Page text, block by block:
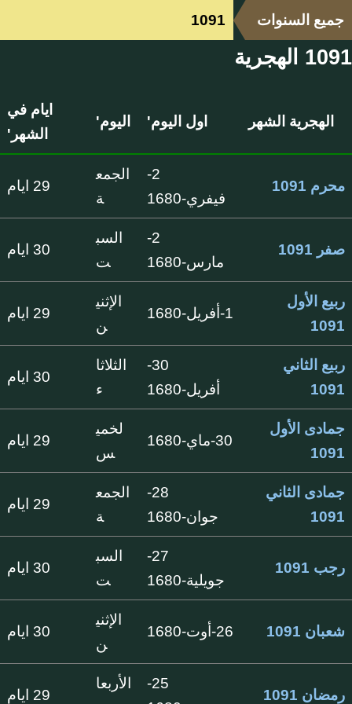
جميع السنوات 1091
1091 الهجرية
الهجرية الشهر اول اليوم' اليوم'
ايام في
الشهر'
محرم 1091
2-
فيفري-1680
الجمع
ة
29 ايام
صفر 1091
2-
مارس-1680
السب
ت
30 ايام
ربيع الأول
1091
1-أفريل-1680
الإثني
ن
29 ايام
ربيع الثاني
1091
30-
أفريل-1680
الثلاثا
ء
30 ايام
جمادى الأول
1091
30-ماي-1680
لخمي
س
29 ايام
جمادى الثاني
1091
28-
جوان-1680
الجمع
ة
29 ايام
رجب 1091
27-
جويلية-1680
السب
ت
30 ايام
شعبان 1091 26-أوت-1680
الإثني
ن
30 ايام
رمضان 1091
25-
الأربعا
29 ايام